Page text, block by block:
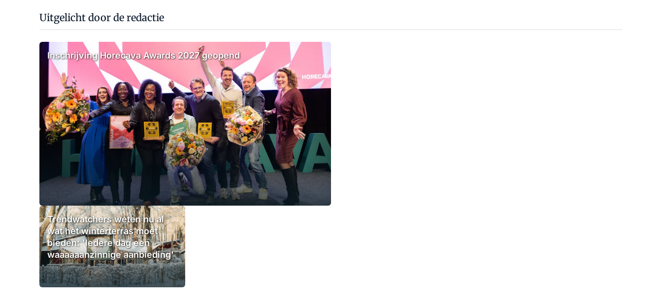
Uitgelicht door de redactie
Inschrijving Horecava Awards 2027 geopend
Trendwatchers weten nu al
wat het winterterras moet
bieden: 'Iedere dag een
waaaaaanzinnige aanbieding'